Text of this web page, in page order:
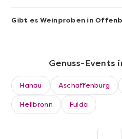
Gibt es Weinproben in
Genuss-Events
Hanau Aschaffenburg
Heilbronn Fulda